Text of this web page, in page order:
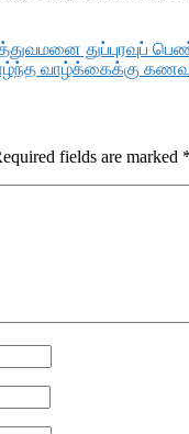
துப்புரவுப்
வாழ்க்கைக்கு
fields are marked *